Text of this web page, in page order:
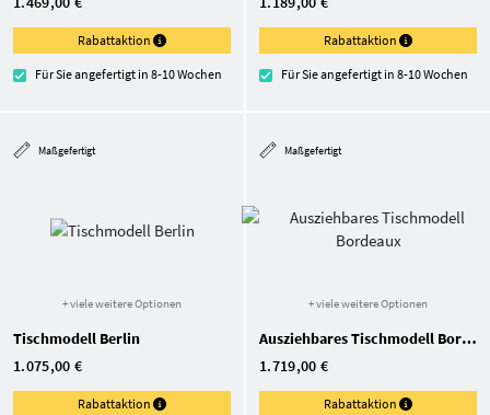
Rabattaktion
Für Sie angefertigt in 8-10 Wochen
Rabattaktion
Für Sie angefertigt in 8-10 Wochen
Maßgefertigt
+ viele weitere Optionen
Tischmodell Berlin
1.075,00 €
Rabattaktion
Maßgefertigt
+ viele weitere Optionen
Ausziehbares Tischmodell Bordeaux
1.719,00 €
Rabattaktion